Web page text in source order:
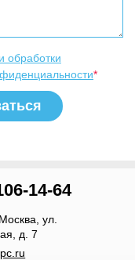
обработки
*
14-64
ул.
д. 7